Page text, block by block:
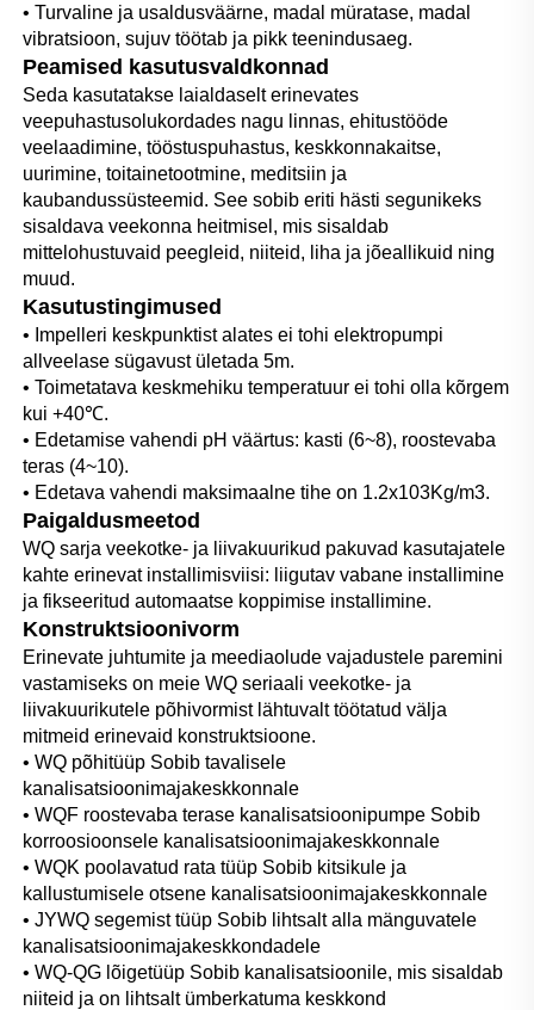
• Turvaline ja usaldusväärne, madal müratase, madal
vibratsioon, sujuv töötab ja pikk teenindusaeg.
Peamised kasutusvaldkonnad
Seda kasutatakse laialdaselt erinevates
veepuhastusolukordades nagu linnas, ehitustööde
veelaadimine, tööstuspuhastus, keskkonnakaitse,
uurimine, toitainetootmine, meditsiin ja
kaubandussüsteemid. See sobib eriti hästi segunikeks
sisaldava veekonna heitmisel, mis sisaldab
mittelohustuvaid peegleid, niiteid, liha ja jõeallikuid ning
muud.
Kasutustingimused
• Impelleri keskpunktist alates ei tohi elektropumpi
allveelase sügavust ületada 5m.
• Toimetatava keskmehiku temperatuur ei tohi olla kõrgem
kui +40℃.
• Edetamise vahendi pH väärtus: kasti (6~8), roostevaba
teras (4~10).
• Edetava vahendi maksimaalne tihe on 1.2x103Kg/m3.
Paigaldusmeetod
WQ sarja veekotke- ja liivakuurikud pakuvad kasutajatele
kahte erinevat installimisviisi: liigutav vabane installimine
ja fikseeritud automaatse koppimise installimine.
Konstruktsioonivorm
Erinevate juhtumite ja meediaolude vajadustele paremini
vastamiseks on meie WQ seriaali veekotke- ja
liivakuurikutele põhivormist lähtuvalt töötatud välja
mitmeid erinevaid konstruktsioone.
• WQ põhitüüp Sobib tavalisele
kanalisatsioonimajakeskkonnale
• WQF roostevaba terase kanalisatsioonipumpe Sobib
korroosioonsele kanalisatsioonimajakeskkonnale
• WQK poolavatud rata tüüp Sobib kitsikule ja
kallustumisele otsene kanalisatsioonimajakeskkonnale
• JYWQ segemist tüüp Sobib lihtsalt alla mänguvatele
kanalisatsioonimajakeskkondadele
• WQ-QG lõigetüüp Sobib kanalisatsioonile, mis sisaldab
niiteid ja on lihtsalt ümberkatuma keskkond